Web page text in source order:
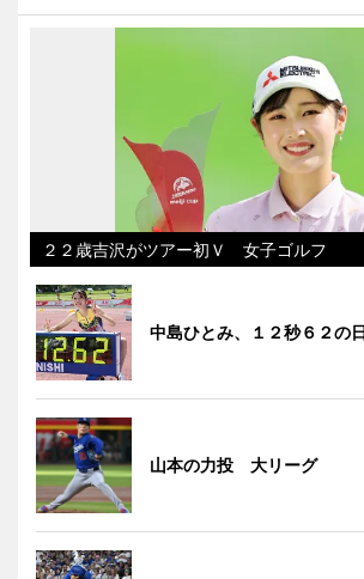
２２歳吉沢がツアー初Ｖ 女子ゴルフ
中島ひとみ、１２秒６２の
山本の力投 大リーグ